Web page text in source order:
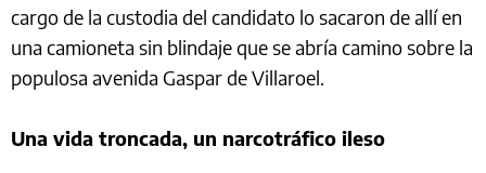
cargo de la custodia del candidato lo sacaron de allí en
una camioneta sin blindaje que se abría camino sobre la
populosa avenida Gaspar de Villaroel.
Una vida troncada, un narcotráfico ileso